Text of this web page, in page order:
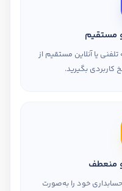
مستقیم
یا آنلاین مستقیم از
بگیرید.
منعطف
خود را به‌صورت